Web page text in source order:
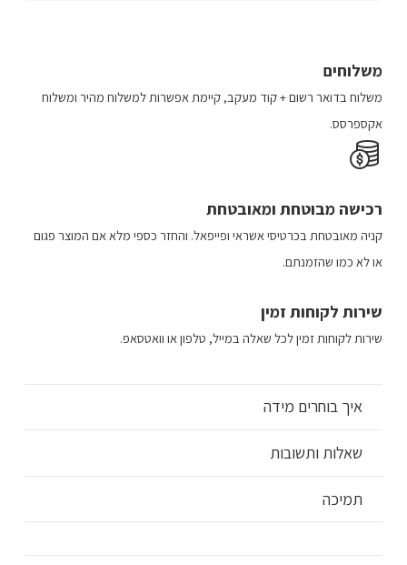
האפשרויות
בעמוד
המוצר
משלוחים
משלוח​ ב​דואר רשום + קוד מעקב​​, קיימת אפשרות למשלוח מהיר​ ומשלוח
אקספרסס.
רכישה​ מבוטחת ​ומאובטחת
קניה מאובטחת בכרטיסי אשראי ופייפאל. והחזר כספי מלא אם המוצר פגום
או לא כמו שהזמנתם.
שירות לקוחות זמין
שירות לקוחות זמין לכל שאלה במייל, טלפון או וואטסאפ.
איך בוחרים מידה
שאלות ותשובות
תמיכה